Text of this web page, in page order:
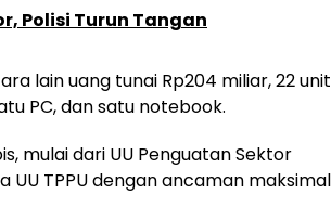
Polisi Turun Tangan
lain uang tunai Rp204 miliar, 22 unit
PC, dan satu notebook.
mulai dari UU Penguatan Sektor
UU TPPU dengan ancaman